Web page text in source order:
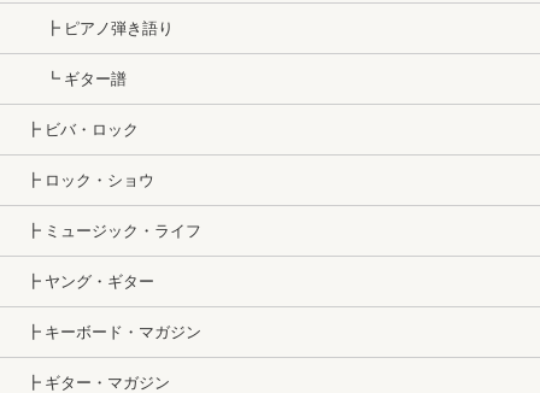
┣ ピアノ弾き語り
┗ ギター譜
┣ ビバ・ロック
┣ ロック・ショウ
┣ ミュージック・ライフ
┣ ヤング・ギター
┣ キーボード・マガジン
┣ ギター・マガジン